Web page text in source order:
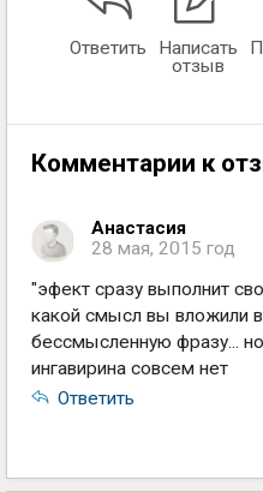
Ответить
Написать
отзыв
Комментарии к
Анастасия
28 мая, 2015 год
"эфект сразу выполнит
какой смысл вы вложили в
бессмысленную фразу...
ингавирина совсем нет
Ответить